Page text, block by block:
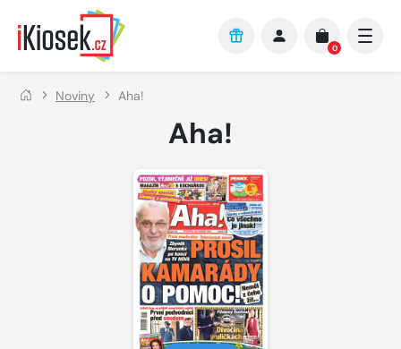
Přejít na hlavní obsah
0
Noviny Aha!
Aha!